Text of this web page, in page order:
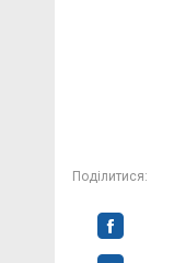
Поділитися: